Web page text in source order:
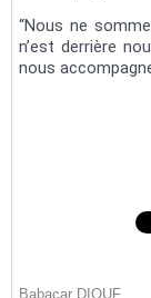
“Nous ne
n’est derrière
nous
Babacar DIOUF